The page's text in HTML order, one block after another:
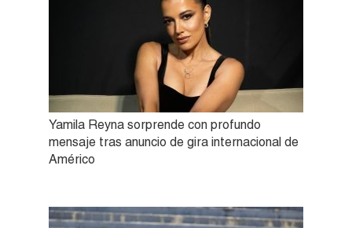
Yamila Reyna sorprende con profundo
mensaje tras anuncio de gira internacional de
Américo